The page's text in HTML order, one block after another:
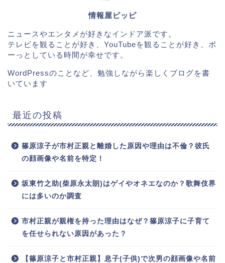
情報屋ピッピ
ニュースやエンタメが好きなインドア派です。
テレビを観ることが好き、YouTubeを観ることが好き、ボ
ーっとしている時間が幸せです。
WordPressのことなど、勉強しながら楽しくブログを書
いています
最近の投稿
篠原涼子が市村正親と離婚した原因や理由は不倫？彼氏
の顔画像や名前を特定！
坂東竹之助(柴原永太朗)はゲイやオネエなのか？歌舞伎界
には多いのか調査
市村正親が親権を持った理由はなぜ？篠原涼子に子育て
を任せられない原因があった？
【篠原涼子と市村正親】息子(子供)で次男の顔画像や名前